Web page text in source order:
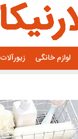
لوازم خانگی زیورآلات